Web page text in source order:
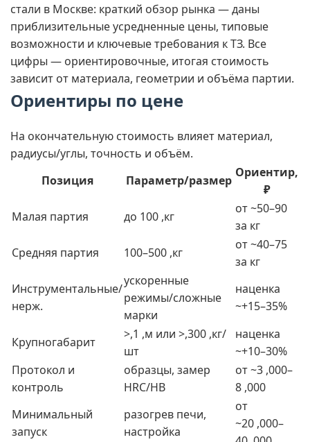
стали в Москве: краткий обзор рынка — даны
приблизительные усредненные цены, типовые
возможности и ключевые требования к ТЗ. Все
цифры — ориентировочные, итогая стоимость
зависит от материала, геометрии и объёма партии.
Ориентиры по цене
На окончательную стоимость влияет материал,
радиусы/углы, точность и объём.
Позиция
Параметр/размер
Ориентир,
₽
Малая партия
до 100 ,кг
от ~50–90
за кг
Средняя партия
100–500 ,кг
от ~40–75
за кг
Инструментальные/
нерж.
ускоренные
режимы/сложные
марки
наценка
~+15–35%
Крупногабарит
>,1 ,м или >,300 ,кг/
шт
наценка
~+10–30%
Протокол и
контроль
образцы, замер
HRC/HB
от ~3 ,000–
8 ,000
Минимальный
запуск
разогрев печи,
настройка
от
~20 ,000–